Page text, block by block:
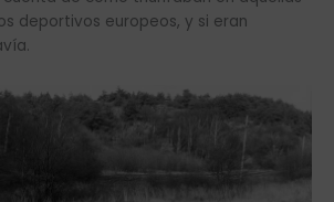
deportivos europeos, y si eran